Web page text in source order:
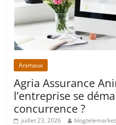
Animaux
Agria Assurance
l’entreprise se
concurrence ?
juillet 23, 2026